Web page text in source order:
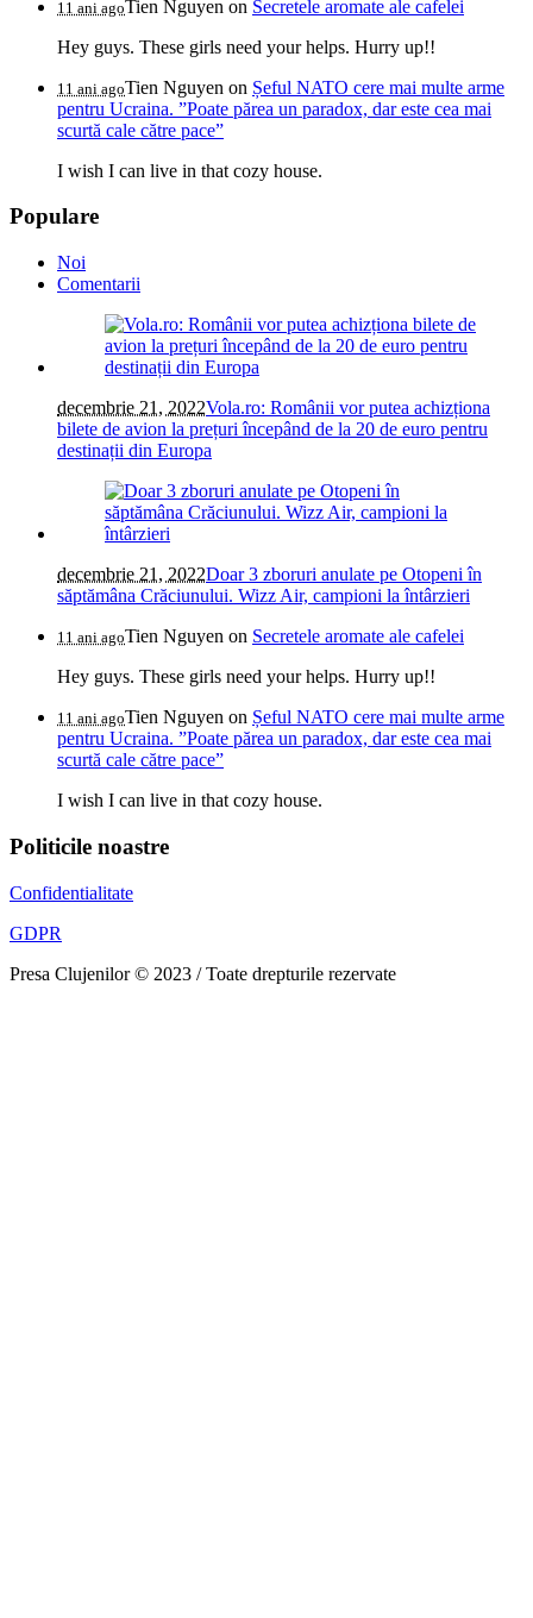
11 ani agoTien Nguyen on Secretele aromate ale cafelei
Hey guys. These girls need your helps. Hurry up!!
11 ani agoTien Nguyen on Șeful NATO cere mai multe arme
pentru Ucraina. ”Poate părea un paradox, dar este cea mai
scurtă cale către pace”
I wish I can live in that cozy house.
Populare
Noi
Comentarii
decembrie 21, 2022Vola.ro: Românii vor putea achizționa
bilete de avion la prețuri începând de la 20 de euro pentru
destinații din Europa
decembrie 21, 2022Doar 3 zboruri anulate pe Otopeni în
săptămâna Crăciunului. Wizz Air, campioni la întârzieri
11 ani agoTien Nguyen on Secretele aromate ale cafelei
Hey guys. These girls need your helps. Hurry up!!
11 ani agoTien Nguyen on Șeful NATO cere mai multe arme
pentru Ucraina. ”Poate părea un paradox, dar este cea mai
scurtă cale către pace”
I wish I can live in that cozy house.
Politicile noastre
Confidentialitate
GDPR
Presa Clujenilor © 2023 / Toate drepturile rezervate